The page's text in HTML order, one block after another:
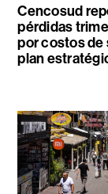
Cencosud
pérdidas
por costos de
plan